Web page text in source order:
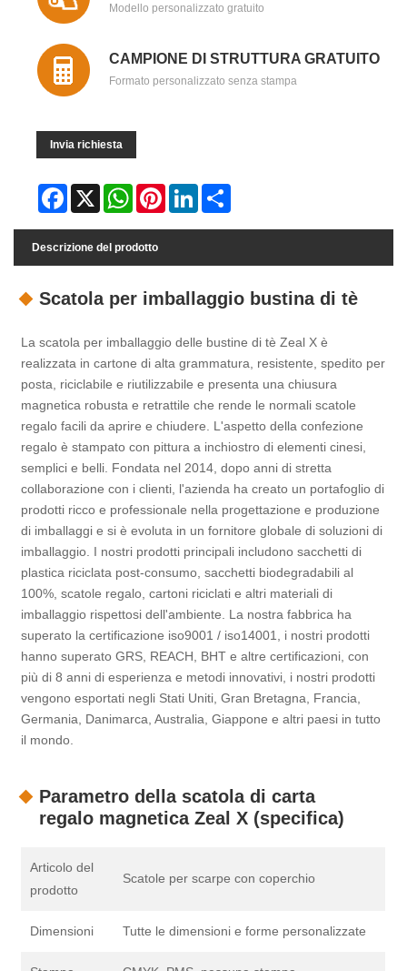
Modello personalizzato gratuito
CAMPIONE DI STRUTTURA GRATUITO
Formato personalizzato senza stampa
Invia richiesta
Facebook
X WhatsAppPinterestLinkedIn
Descrizione del prodotto
Scatola per imballaggio bustina di tè
La scatola per imballaggio delle bustine di tè Zeal X è
realizzata in cartone di alta grammatura, resistente, spedito per
posta, riciclabile e riutilizzabile e presenta una chiusura
magnetica robusta e retrattile che rende le normali scatole
regalo facili da aprire e chiudere. L'aspetto della confezione
regalo è stampato con pittura a inchiostro di elementi cinesi,
semplici e belli. Fondata nel 2014, dopo anni di stretta
collaborazione con i clienti, l'azienda ha creato un portafoglio di
prodotti ricco e professionale nella progettazione e produzione
di imballaggi e si è evoluta in un fornitore globale di soluzioni di
imballaggio. I nostri prodotti principali includono sacchetti di
plastica riciclata post-consumo, sacchetti biodegradabili al
100%, scatole regalo, cartoni riciclati e altri materiali di
imballaggio rispettosi dell'ambiente. La nostra fabbrica ha
superato la certificazione iso9001 / iso14001, i nostri prodotti
hanno superato GRS, REACH, BHT e altre certificazioni, con
più di 8 anni di esperienza e metodi innovativi, i nostri prodotti
vengono esportati negli Stati Uniti, Gran Bretagna, Francia,
Germania, Danimarca, Australia, Giappone e altri paesi in tutto
il mondo.
Parametro della scatola di carta
regalo magnetica Zeal X (specifica)
Articolo del
prodotto
Scatole per scarpe con coperchio
Dimensioni Tutte le dimensioni e forme personalizzate